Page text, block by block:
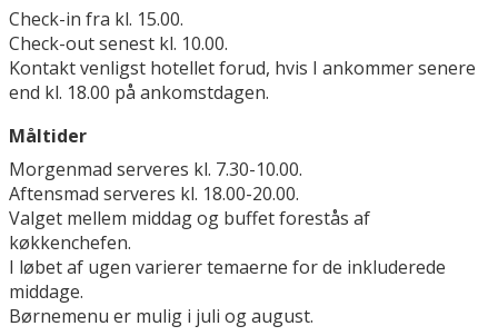
Check-in fra kl. 15.00.
Check-out senest kl. 10.00.
Kontakt venligst hotellet forud, hvis I ankommer senere
end kl. 18.00 på ankomstdagen.
Måltider
Morgenmad serveres kl. 7.30-10.00.
Aftensmad serveres kl. 18.00-20.00.
Valget mellem middag og buffet forestås af
køkkenchefen.
I løbet af ugen varierer temaerne for de inkluderede
middage.
Børnemenu er mulig i juli og august.